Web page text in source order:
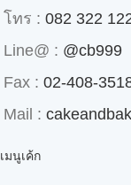
โทร : 082 322
Line@ : @cb999
Fax : 02-408-
Mail :
เมนูเค้ก